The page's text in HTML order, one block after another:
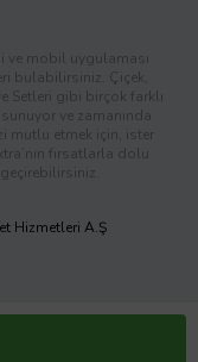
ve mobil uygulaması
bulabilirsiniz. Çiçek,
Setleri gibi birçok farklı
ve zamanında
mutlu etmek için, ister
fırsatlarla dolu
Hizmetleri A.Ş